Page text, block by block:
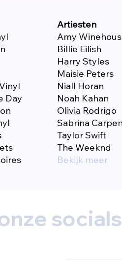
Day
Artiesten
Amy
Billie Eilish
Harry Styles
Maisie Peters
Niall Horan
Noah Kahan
Olivia Rodrigo
Sabrina
Taylor Swift
The Weeknd
Bekijk meer
socials